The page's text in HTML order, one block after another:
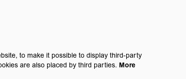
to make it possible to display third-party
are also placed by third parties. More